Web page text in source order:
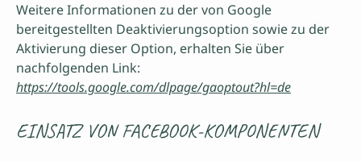
Weitere Informationen zu der von Google
bereitgestellten Deaktivierungsoption sowie zu der
Aktivierung dieser Option, erhalten Sie über
nachfolgenden Link:
https://tools.google.com/dlpage/gaoptout?hl=de
EINSATZ VON FACEBOOK-KOMPONENTEN